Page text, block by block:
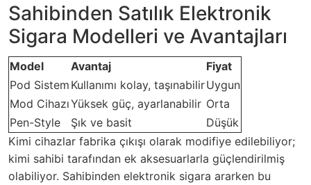
Sahibinden Satılık Elektronik
Sigara Modelleri ve Avantajları
Model Avantaj
Fiyat
Pod Sistem Kullanımı kolay, taşınabilirUygun
Mod CihazıYüksek güç, ayarlanabilir Orta
Pen-Style
Şık ve basit
Düşük
Kimi cihazlar fabrika çıkışı olarak modifiye edilebiliyor;
kimi sahibi tarafından ek aksesuarlarla güçlendirilmiş
olabiliyor. Sahibinden elektronik sigara ararken bu